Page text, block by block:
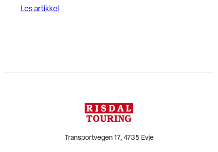
Les artikkel
Transportvegen 17, 4735 Evje